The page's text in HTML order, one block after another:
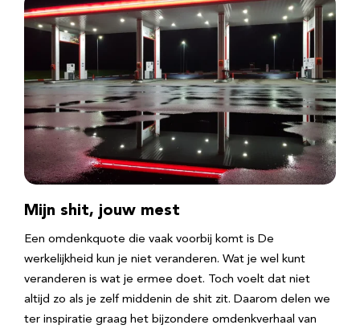
Mijn shit, jouw mest
Een omdenkquote die vaak voorbij komt is De
werkelijkheid kun je niet veranderen. Wat je wel kunt
veranderen is wat je ermee doet. Toch voelt dat niet
altijd zo als je zelf middenin de shit zit. Daarom delen we
ter inspiratie graag het bijzondere omdenkverhaal van